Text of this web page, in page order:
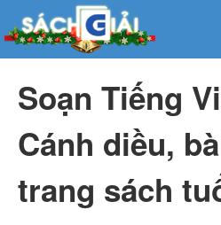
Soạn Tiếng
Cánh diều,
trang sách